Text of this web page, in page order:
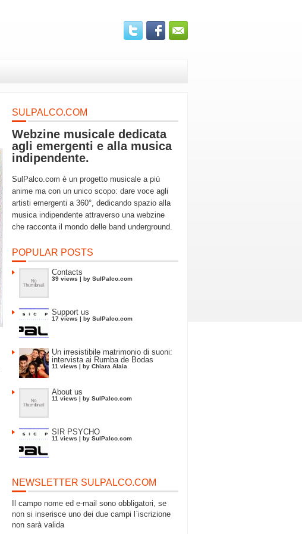
SULPALCO.COM
Webzine musicale dedicata
agli emergenti e alla musica
indipendente.
SulPalco.com è un progetto musicale a più
anime ma con un unico scopo: dare voce agli
artisti emergenti a 360°, dedicando spazio alla
musica indipendente attraverso una webzine
che racconta il mondo delle band underground.
POPULAR POSTS
Contacts
39 views | by SulPalco.com
Support us
17 views | by SulPalco.com
Un irresistibile matrimonio di suoni:
intervista ai Rumba de Bodas
11 views | by Chiara Alaia
About us
11 views | by SulPalco.com
SIR PSYCHO
11 views | by SulPalco.com
NEWSLETTER SULPALCO.COM
Il campo nome ed e-mail sono obbligatori, se
non si inserisce uno dei due campi l`iscrizione
non sarà valida